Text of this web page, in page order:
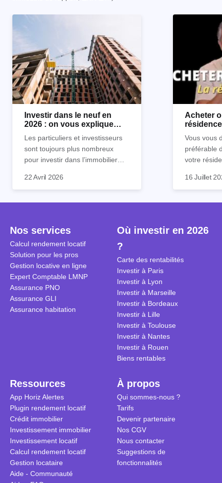
Investir dans le neuf en
2026 : on vous explique
Les particuliers et investisseurs
sont toujours plus nombreux
pour investir dans l’immobilier
nombreux avantages à choisir ce
expliquons tout dans cet article.
22 Avril 2026
Acheter
Vous vous
préférable
votre
pour
la règle
secondes
fenêtres"
sécuriser
16 Juillet
Nos services
Calcul rendement locatif
Solution pour les pros
Gestion locative en ligne
Expert Comptable LMNP
Assurance PNO
Assurance GLI
Assurance habitation
Où investir en 2026
?
Carte des rentabilités
Investir à Paris
Investir à Lyon
Investir à Marseille
Investir à Bordeaux
Investir à Lille
Investir à Toulouse
Investir à Nantes
Investir à Rouen
Biens rentables
Ressources
App Horiz Alertes
Plugin rendement locatif
Crédit immobilier
Investissement immobilier
Investissement locatif
Calcul rendement locatif
Gestion locataire
Aide - Communauté
À propos
Qui sommes-nous ?
Tarifs
Devenir partenaire
Nos CGV
Nous contacter
Suggestions de
fonctionnalités